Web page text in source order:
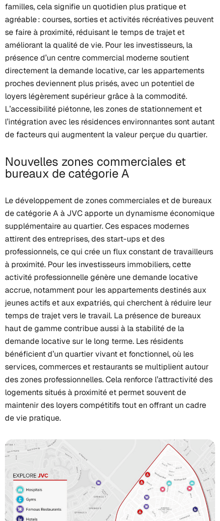
familles, cela signifie un quotidien plus pratique et
agréable : courses, sorties et activités récréatives peuvent
se faire à proximité, réduisant le temps de trajet et
améliorant la qualité de vie. Pour les investisseurs, la
présence d’un centre commercial moderne soutient
directement la demande locative, car les appartements
proches deviennent plus prisés, avec un potentiel de
loyers légèrement supérieur grâce à la commodité.
L’accessibilité piétonne, les zones de stationnement et
l’intégration avec les résidences environnantes sont autant
de facteurs qui augmentent la valeur perçue du quartier.
Nouvelles zones commerciales et
bureaux de catégorie A
Le développement de zones commerciales et de bureaux
de catégorie A à JVC apporte un dynamisme économique
supplémentaire au quartier. Ces espaces modernes
attirent des entreprises, des start-ups et des
professionnels, ce qui crée un flux constant de travailleurs
à proximité. Pour les investisseurs immobiliers, cette
activité professionnelle génère une demande locative
accrue, notamment pour les appartements destinés aux
jeunes actifs et aux expatriés, qui cherchent à réduire leur
temps de trajet vers le travail. La présence de bureaux
haut de gamme contribue aussi à la stabilité de la
demande locative sur le long terme. Les résidents
bénéficient d’un quartier vivant et fonctionnel, où les
services, commerces et restaurants se multiplient autour
des zones professionnelles. Cela renforce l’attractivité des
logements situés à proximité et permet souvent de
maintenir des loyers compétitifs tout en offrant un cadre
de vie pratique.